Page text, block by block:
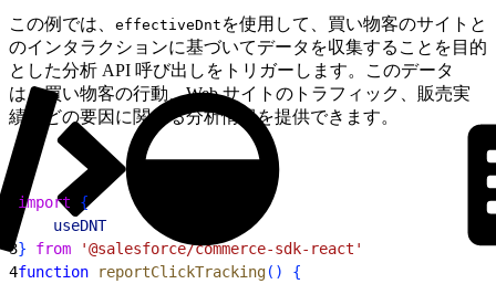
この例では、 effectiveDnt を使用して、買い物客のサイトと
のインタラクションに基づいてデータを収集することを目的
とした分析 API 呼び出しをトリガーします。このデータ
は、買い物客の行動、Web サイトのトラフィック、販売実
績などの要因に関する分析情報を提供できます。
import
{
    useDNT
3} from '@salesforce/commerce-sdk-react'
4function reportClickTracking( )
{